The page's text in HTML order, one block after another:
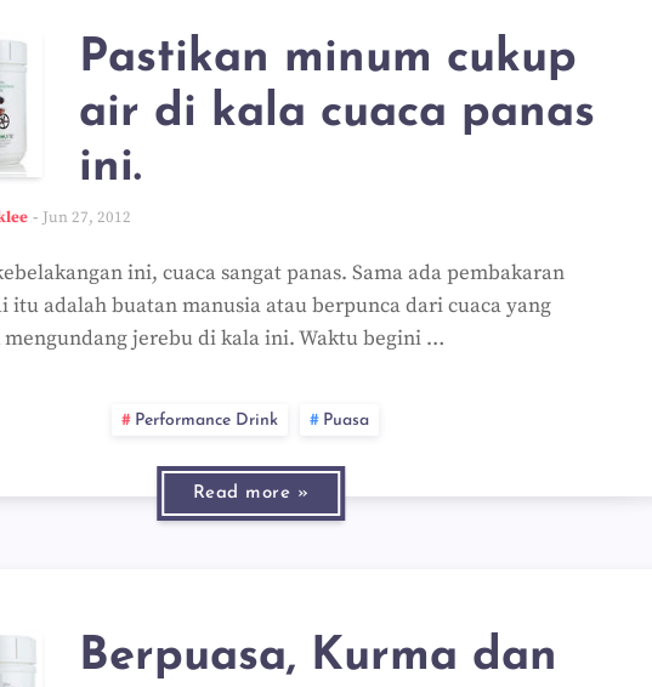
Pastikan minum cukup
air di kala cuaca panas
ini.
Jun 27, 2012
ini, cuaca sangat panas. Sama ada pembakaran
itu adalah buatan manusia atau berpunca dari cuaca yang
mengundang jerebu di kala ini. Waktu begini …
Performance Drink Puasa
Read more »
Berpuasa, Kurma dan